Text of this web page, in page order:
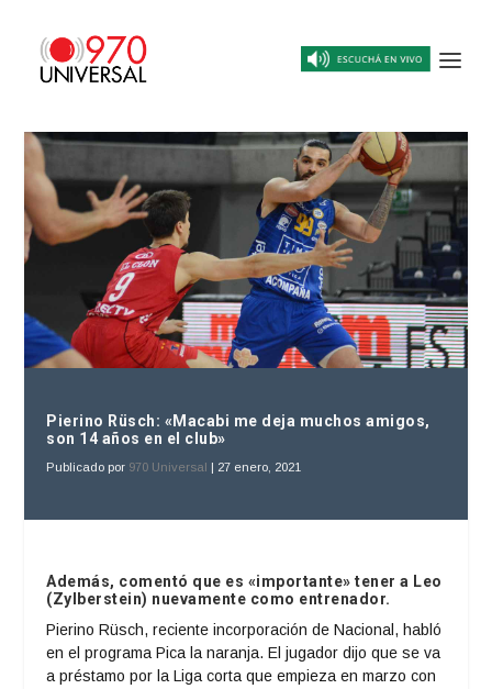
Pierino Rüsch: «Macabi me deja muchos amigos,
son 14 años en el club»
Publicado por 970 Universal | 27 enero, 2021
Además, comentó que es «importante» tener a Leo
(Zylberstein) nuevamente como entrenador.
Pierino Rüsch, reciente incorporación de Nacional, habló
en el programa Pica la naranja. El jugador dijo que se va
a préstamo por la Liga corta que empieza en marzo con